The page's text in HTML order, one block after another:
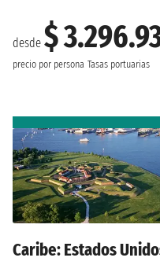
desde $
precio por persona Tasas portuarias
Caribe: Estados